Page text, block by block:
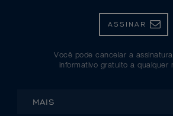
ASSINAR
Você pode cancelar a
informativo gratuito a qualquer
MAIS